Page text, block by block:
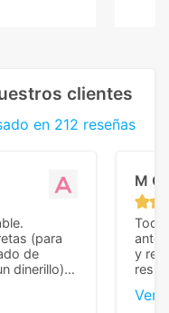
clientes
en 212 reseñas
(para
de
dinerillo) y
calidad
M C
Todo
y
Ver